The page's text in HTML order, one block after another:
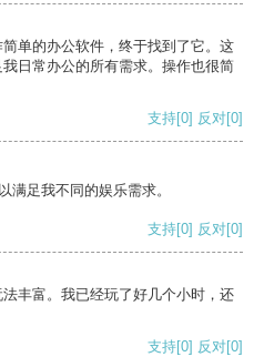
单的办公软件，终于找到了它。这
日常办公的所有需求。操作也很简
支持[0] 反对[0]
满足我不同的娱乐需求。
支持[0] 反对[0]
丰富。我已经玩了好几个小时，还
支持[0] 反对[0]